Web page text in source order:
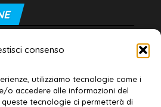
consenso
utilizziamo tecnologie come i
o accedere alle informazioni del
queste tecnologie ci permetterà di